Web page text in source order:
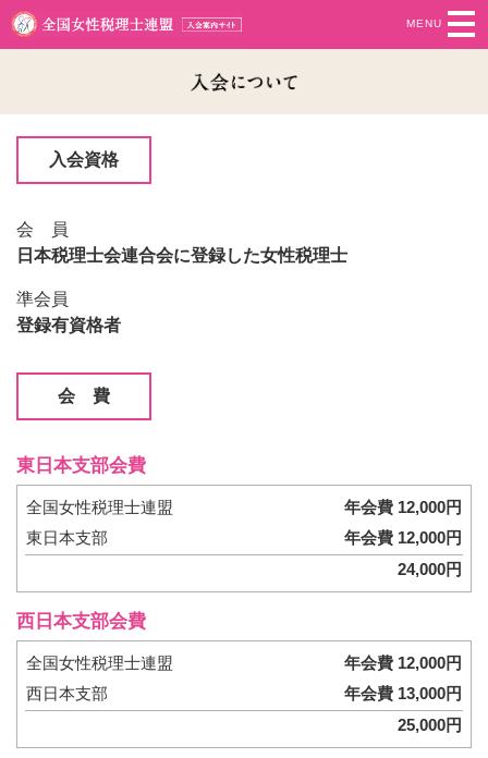
入会資格
会 員
日本税理士会連合会に登録した女性税理士
準会員
登録有資格者
会 費
東日本支部会費
全国女性税理士連盟
年会費 12,000円
東日本支部
年会費 12,000円
24,000円
西日本支部会費
全国女性税理士連盟
年会費 12,000円
西日本支部
年会費 13,000円
25,000円